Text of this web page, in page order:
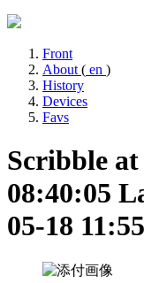
Front
About ( en )
History
Devices
Favs
Scribble at
08:40:05
05-18